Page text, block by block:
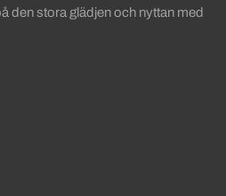
den stora glädjen och nyttan med